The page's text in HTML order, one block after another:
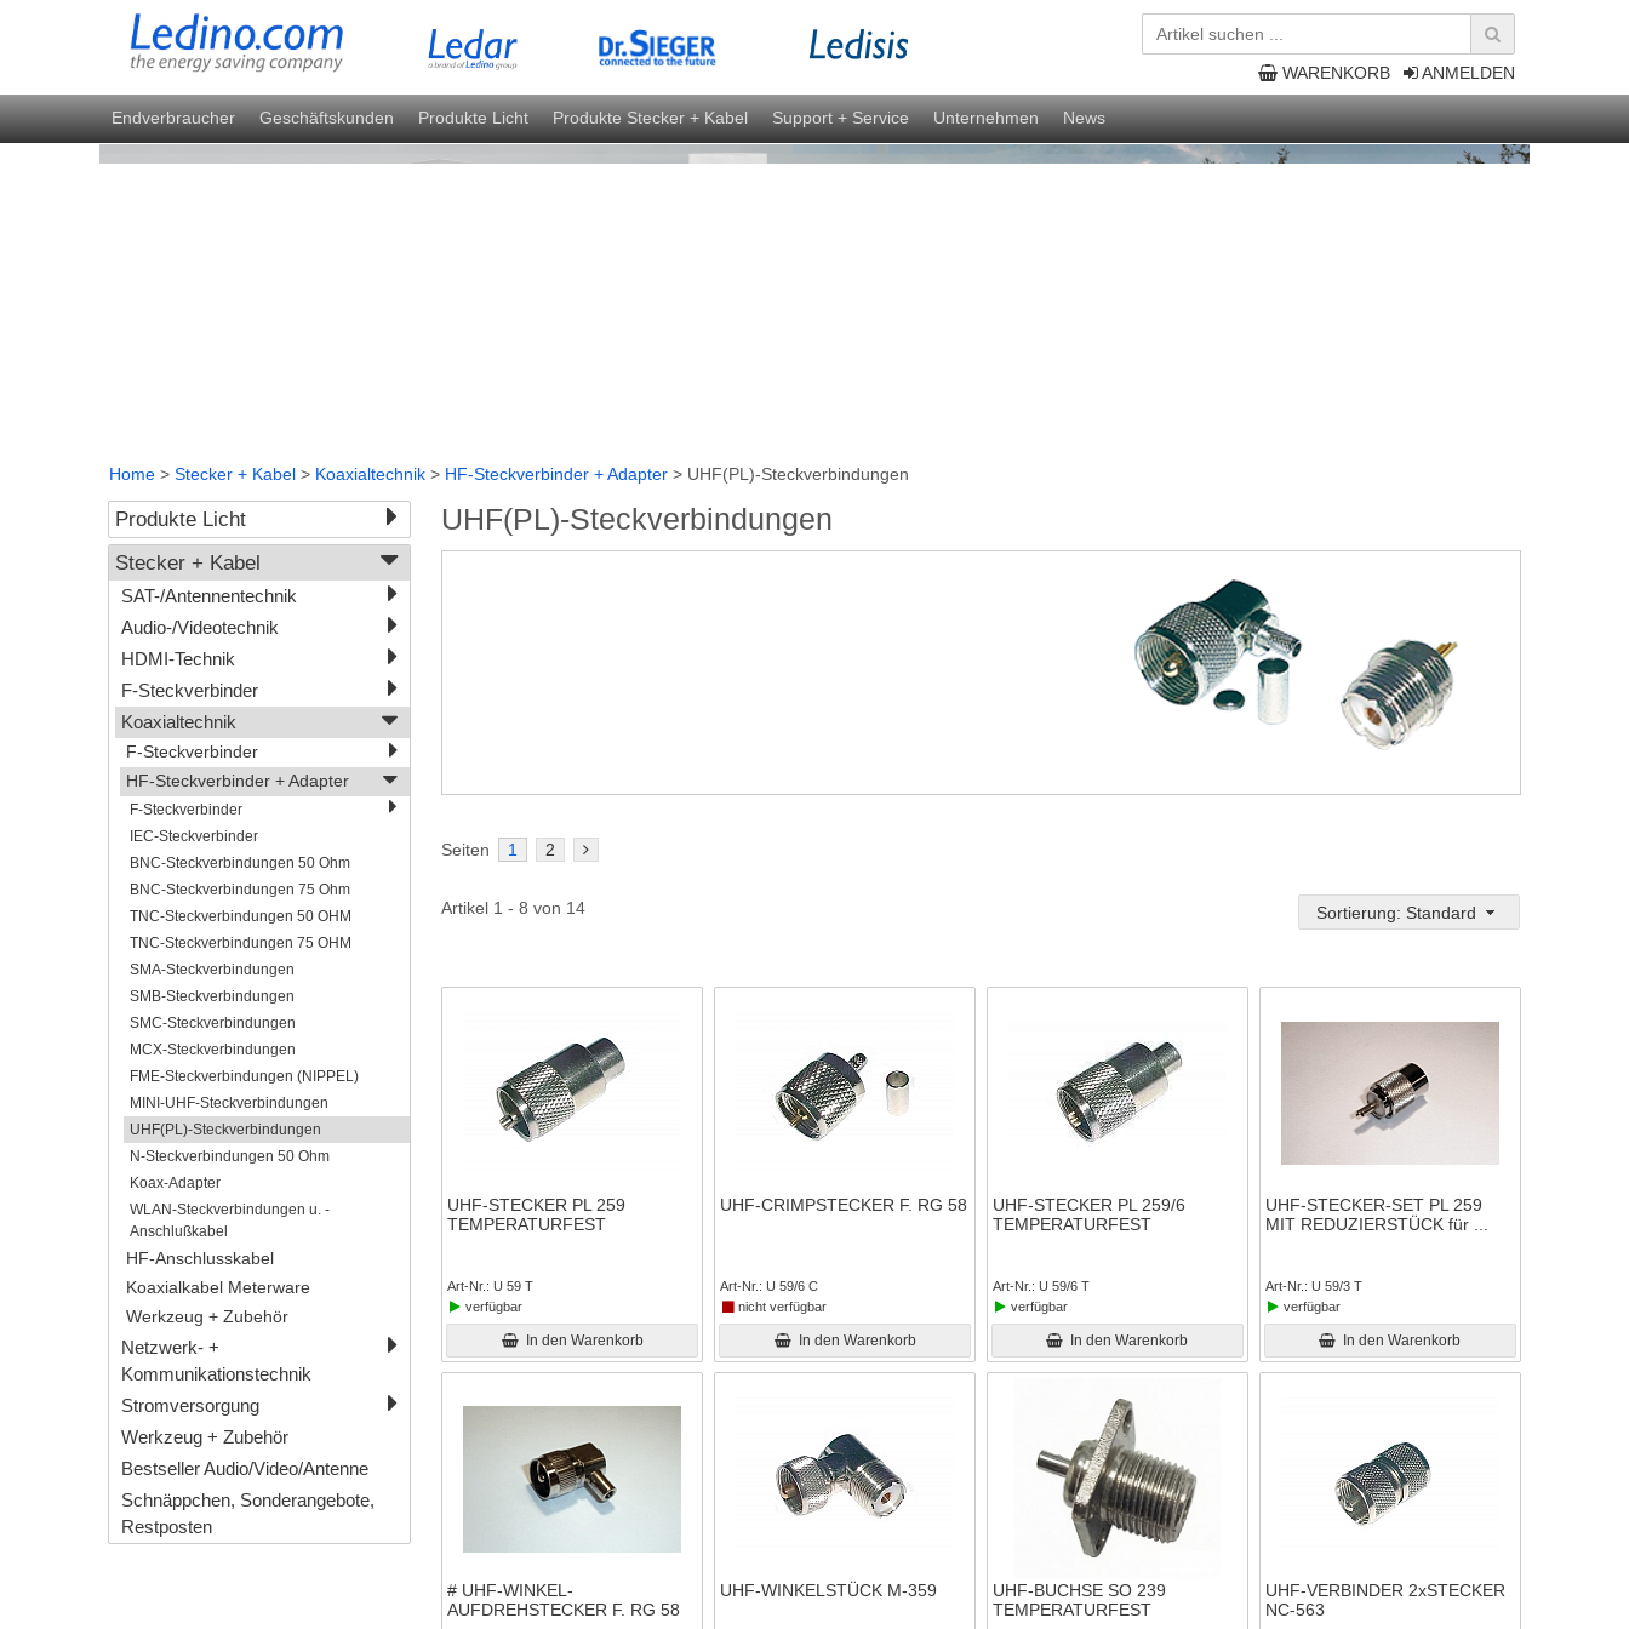
ANMELDEN
WARENKORB
Endverbraucher Geschäftskunden Produkte Licht Produkte Stecker + Kabel Support + Service Unternehmen News
Home >Stecker + Kabel > Koaxialtechnik > HF-Steckverbinder + Adapter > UHF(PL)-Steckverbindungen
Produkte Licht
Stecker + Kabel
SAT-/Antennentechnik
Audio-/Videotechnik
HDMI-Technik
F-Steckverbinder
Koaxialtechnik
F-Steckverbinder
HF-Steckverbinder + Adapter
F-Steckverbinder
IEC-Steckverbinder
BNC-Steckverbindungen 50 Ohm
BNC-Steckverbindungen 75 Ohm
TNC-Steckverbindungen 50 OHM
TNC-Steckverbindungen 75 OHM
SMA-Steckverbindungen
SMB-Steckverbindungen
SMC-Steckverbindungen
MCX-Steckverbindungen
FME-Steckverbindungen (NIPPEL)
MINI-UHF-Steckverbindungen
UHF(PL)-Steckverbindungen
N-Steckverbindungen 50 Ohm
Koax-Adapter
WLAN-Steckverbindungen u. -
Anschlußkabel
HF-Anschlusskabel
Koaxialkabel Meterware
Werkzeug + Zubehör
Netzwerk- +
Kommunikationstechnik
Stromversorgung
Werkzeug + Zubehör
Bestseller Audio/Video/Antenne
Schnäppchen, Sonderangebote,
Restposten
UHF(PL)-Steckverbindungen
Seiten 1 2
Artikel 1 - 8 von 14 Sortierung: Standard
UHF-STECKER PL 259
TEMPERATURFEST
Art-Nr.
U 59 T
verfügbar
In den Warenkorb
UHF-CRIMPSTECKER F. RG 58
Art-Nr.
U 59/6 C
nicht verfügbar
In den Warenkorb
UHF-STECKER PL 259/6
TEMPERATURFEST
Art-Nr.
U 59/6 T
verfügbar
In den Warenkorb
UHF-STECKER-SET PL 259
MIT REDUZIERSTÜCK für
Art-Nr.
U 59/3 T
verfügbar
In den Warenkorb
# UHF-WINKEL-
AUFDREHSTECKER F. RG 58
UHF-WINKELSTÜCK M-359
UHF-BUCHSE SO 239
TEMPERATURFEST
UHF-VERBINDER 2xSTECKER
NC-563